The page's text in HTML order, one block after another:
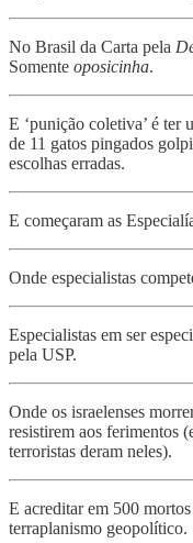
No Brasil da Carta pela
Somente oposicinha.
E ‘punição coletiva’ é ter
de 11 gatos pingados
escolhas erradas.
E começaram as
Onde especialistas
Especialistas em ser
pela USP.
Onde os israelenses
resistirem aos ferimentos
terroristas deram neles).
E acreditar em 500
terraplanismo geopolítico.